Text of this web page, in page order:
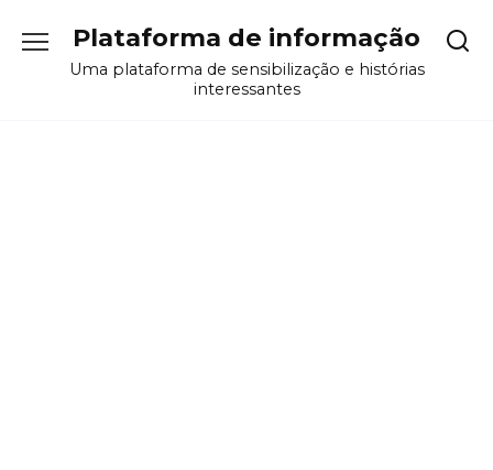
содержанию
Plataforma de informação
Uma plataforma de sensibilização e histórias
interessantes